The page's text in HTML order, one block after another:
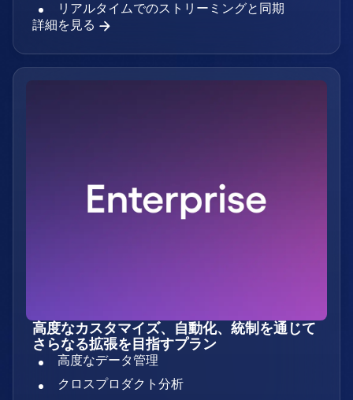
リアルタイムでのストリーミングと同期
詳細を見る
高度なカスタマイズ、自動化、統制を通じて
さらなる拡張を目指すプラン
高度なデータ管理
クロスプロダクト分析